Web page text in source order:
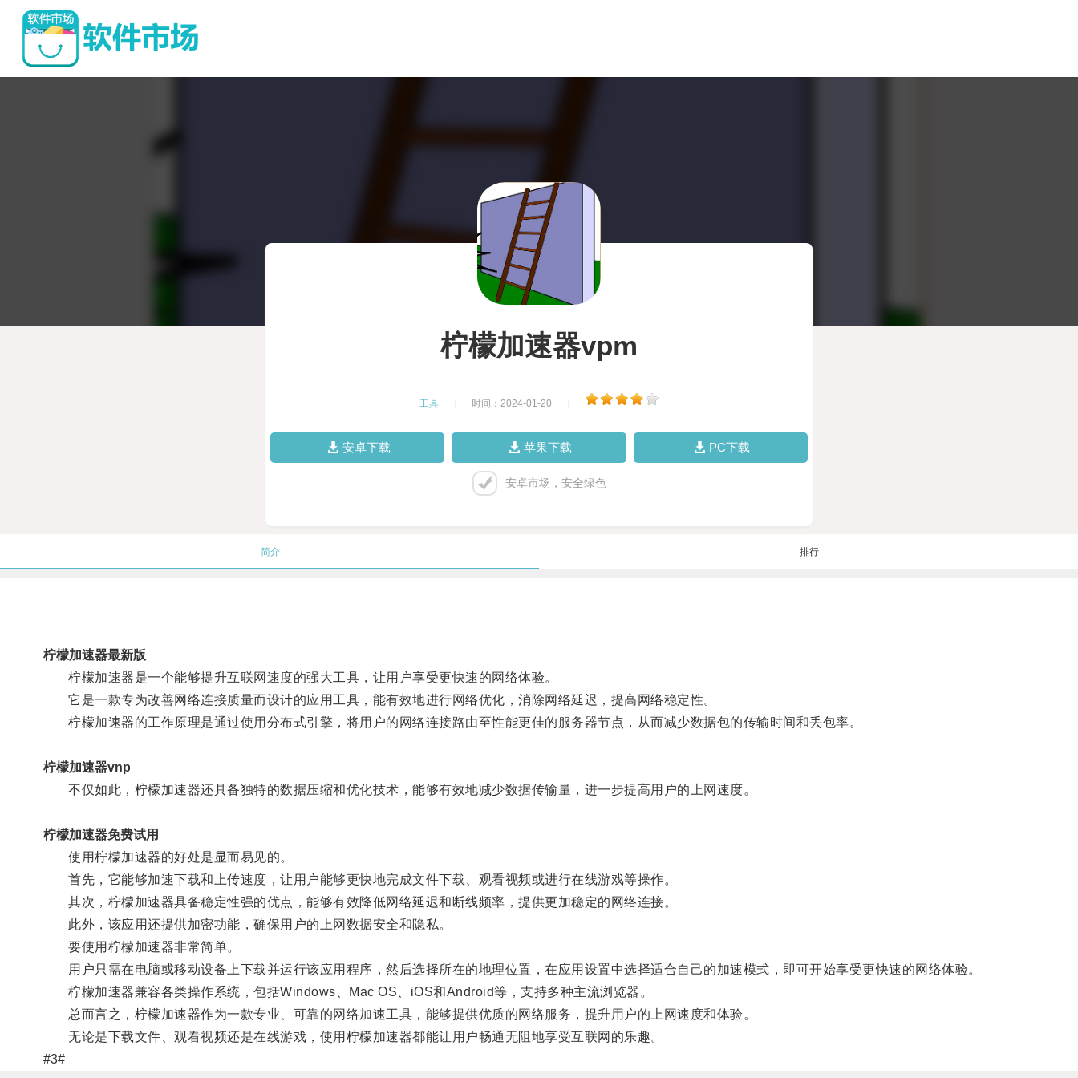
柠檬加速器vpm
工具 时间：2024-01-20
安卓下载 苹果下载 PC下载
安卓市场，安全绿色
简介 排行
柠檬加速器最新版
柠檬加速器是一个能够提升互联网速度的强大工具，让用户享受更快速的网络体验。
它是一款专为改善网络连接质量而设计的应用工具，能有效地进行网络优化，消除网络延迟，提高网络稳定性。
柠檬加速器的工作原理是通过使用分布式引擎，将用户的网络连接路由至性能更佳的服务器节点，从而减少数据包的传输时间和丢包率。
柠檬加速器vnp
不仅如此，柠檬加速器还具备独特的数据压缩和优化技术，能够有效地减少数据传输量，进一步提高用户的上网速度。
柠檬加速器免费试用
使用柠檬加速器的好处是显而易见的。
首先，它能够加速下载和上传速度，让用户能够更快地完成文件下载、观看视频或进行在线游戏等操作。
其次，柠檬加速器具备稳定性强的优点，能够有效降低网络延迟和断线频率，提供更加稳定的网络连接。
此外，该应用还提供加密功能，确保用户的上网数据安全和隐私。
要使用柠檬加速器非常简单。
用户只需在电脑或移动设备上下载并运行该应用程序，然后选择所在的地理位置，在应用设置中选择适合自己的加速模式，即可开始享受更快速的网络体验。
柠檬加速器兼容各类操作系统，包括Windows、Mac OS、iOS和Android等，支持多种主流浏览器。
总而言之，柠檬加速器作为一款专业、可靠的网络加速工具，能够提供优质的网络服务，提升用户的上网速度和体验。
无论是下载文件、观看视频还是在线游戏，使用柠檬加速器都能让用户畅通无阻地享受互联网的乐趣。
#3#